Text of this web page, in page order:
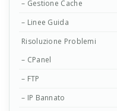
– Gestione Cache
– Linee Guida
Risoluzione Problemi
– CPanel
– FTP
– IP Bannato